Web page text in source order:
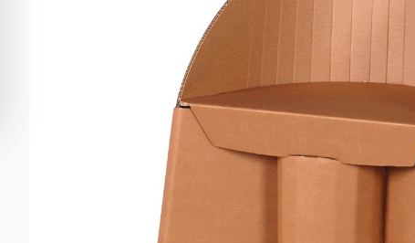
OBJETS DECORATION
PARAVENT / CLOISON